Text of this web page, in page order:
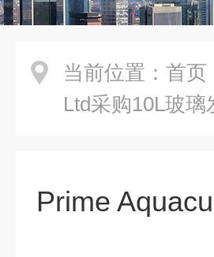
当前位置： 首页
Ltd采购10L玻璃
Prime